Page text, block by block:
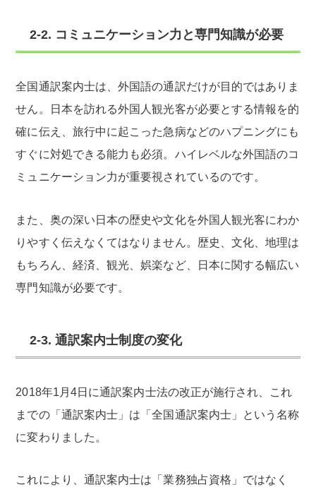
2-2. コミュニケーション力と専門知識が必要
全国通訳案内士は、外国語の通訳だけが目的ではありま
せん。日本を訪れる外国人観光客が必要とする情報を的
確に伝え、旅行中に起こった急病などのハプニングにも
すぐに対処できる能力も必須。ハイレベルな外国語のコ
ミュニケーション力が重要視されているのです。
また、奥の深い日本の歴史や文化を外国人観光客にわか
りやすく伝えなくてはなりません。歴史、文化、地理は
もちろん、経済、観光、娯楽など、日本に関する幅広い
専門知識が必要です。
2-3. 通訳案内士制度の変化
2018年1月4日に通訳案内士法の改正が施行され、これ
までの「通訳案内士」は「全国通訳案内士」という名称
に変わりました。
これにより、通訳案内士は「業務独占資格」ではなく